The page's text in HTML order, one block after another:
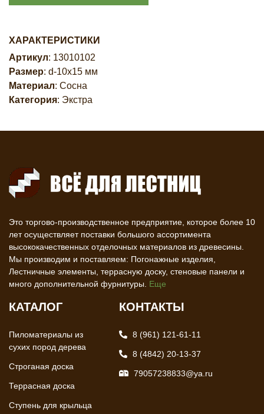
ХАРАКТЕРИСТИКИ
Артикул: 13010102
Размер: d-10х15 мм
Материал: Сосна
Категория: Экстра
Это торгово-производственное предприятие, которое более 10
лет осуществляет поставки большого ассортимента
высококачественных отделочных материалов из древесины.
Мы производим и поставляем: Погонажные изделия,
Лестничные элементы, террасную доску, стеновые панели и
много дополнительной фурнитуры. Еще
КАТАЛОГ
Пиломатериалы из
сухих пород дерева
Строганая доска
Террасная доска
Ступень для крыльца
КОНТАКТЫ
8 (961) 121-61-11
8 (4842) 20-13-37
79057238833@ya.ru